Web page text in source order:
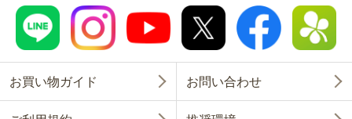
お買い物ガイド お問い合わせ